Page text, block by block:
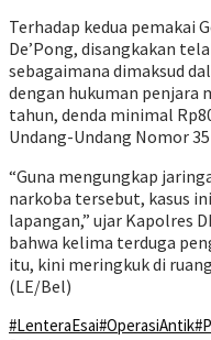
Terhadap kedua pemakai
De’Pong, disangkakan
sebagaimana dimaksud
dengan hukuman penjara
tahun, denda minimal
Undang-Undang Nomor
“Guna mengungkap
narkoba tersebut, kasus
lapangan,” ujar Kapolres
bahwa kelima terduga
itu, kini meringkuk di
(LE/Bel)
#LenteraEsai#OperasiAntik